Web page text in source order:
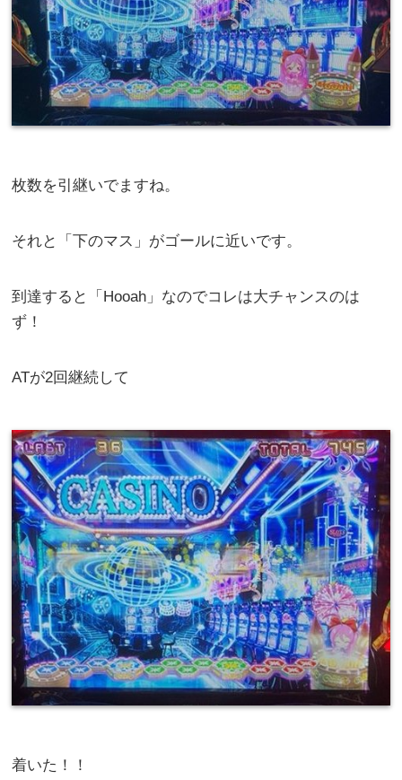
枚数を引継いでますね。
それと「下のマス」がゴールに近いです。
到達すると「Hooah」なのでコレは大チャンスのは
ず！
ATが2回継続して
着いた！！